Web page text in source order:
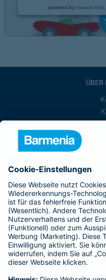
powered by
Barmenia ist Teil
Kranken-